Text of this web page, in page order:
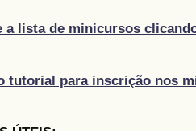
a lista de minicursos
tutorial para inscrição nos